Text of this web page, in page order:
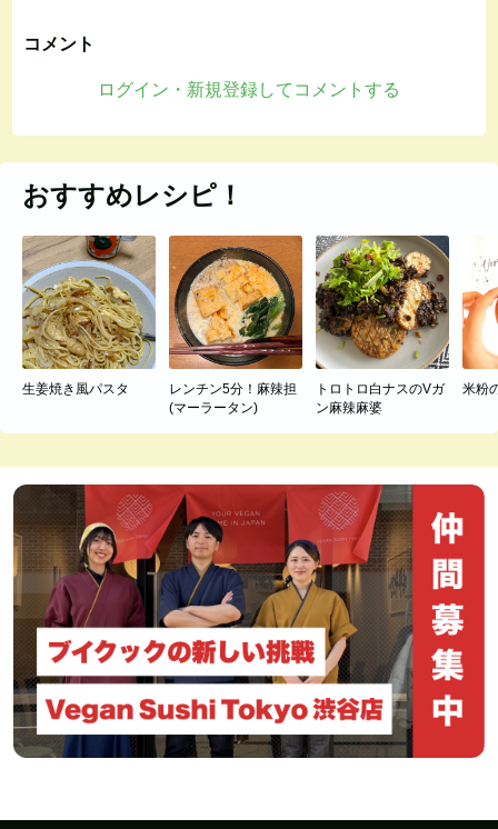
コメント
ログイン・新規登録してコメントする
おすすめレシピ！
生姜焼き風パスタ
レンチン5分！麻辣担
(マーラータン)
トロトロ白ナスのVガ
ン麻辣麻婆
米粉